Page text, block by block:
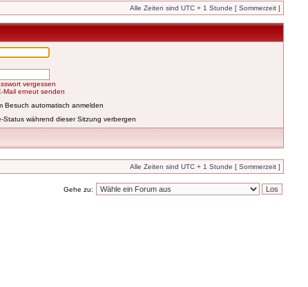
Alle Zeiten sind UTC + 1 Stunde [ Sommerzeit ]
vergessen
Mail erneut senden
Besuch automatisch anmelden
Status während dieser Sitzung verbergen
Alle Zeiten sind UTC + 1 Stunde [ Sommerzeit ]
Gehe zu: